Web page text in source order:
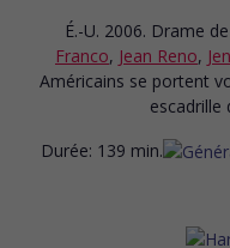
É.-U. 2006. Drame
Franco, Jean Reno,
Américains se portent
escadrille
Durée: 139 min.